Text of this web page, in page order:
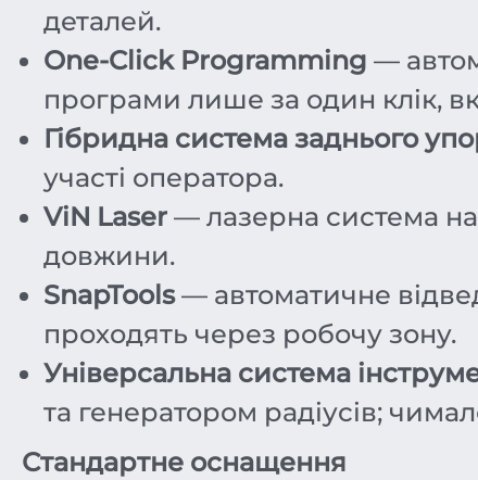
деталей.
One-Click Programming —
програми лише за один клік,
Гібридна система заднього
участі оператора.
ViN Laser — лазерна система
довжини.
SnapTools— автоматичне
проходять через робочу зону.
Універсальна система
та генератором радіусів;
Стандартне оснащення